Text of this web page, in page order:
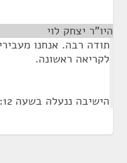
היו"ר יצחק לוי
תודה רבה. אנחנו
לקריאה ראשונה.
הישיבה ננעלה בשעה 9:12